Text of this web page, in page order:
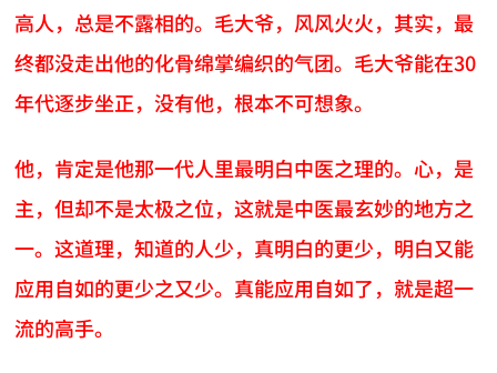
高人，总是不露相的。毛大爷，风风火火，其实，最
终都没走出他的化骨绵掌编织的气团。毛大爷能在30
年代逐步坐正，没有他，根本不可想象。
他，肯定是他那一代人里最明白中医之理的。心，是
主，但却不是太极之位，这就是中医最玄妙的地方之
一。这道理，知道的人少，真明白的更少，明白又能
应用自如的更少之又少。真能应用自如了，就是超一
流的高手。